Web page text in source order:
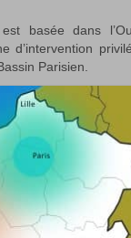
est basée dans
d’intervention
Parisien.